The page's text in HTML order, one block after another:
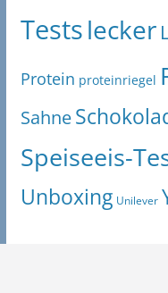
Testslecker
Protein proteinriegel
Sahne
Speiseeis-
Unboxing Unilever